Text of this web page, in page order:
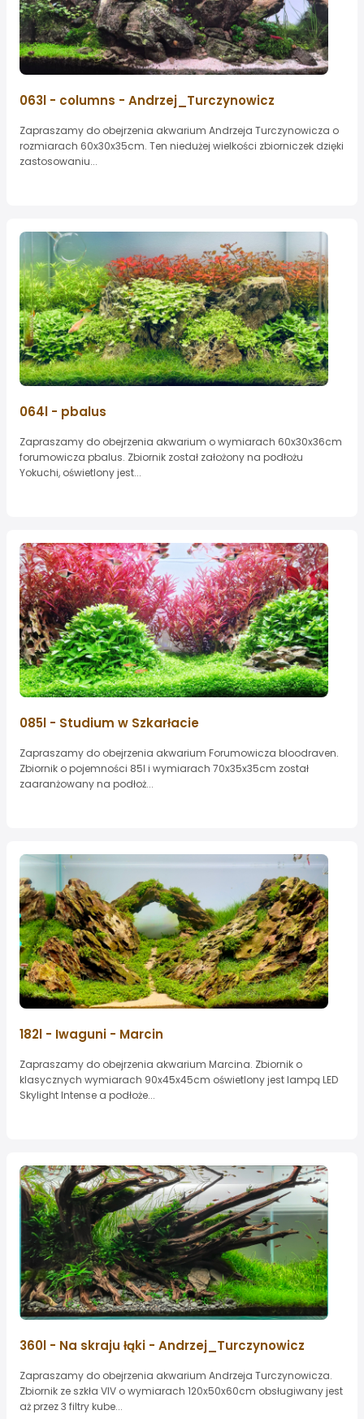
063l - columns - Andrzej_Turczynowicz
Zapraszamy do obejrzenia akwarium Andrzeja Turczynowicza o
rozmiarach 60x30x35cm. Ten niedużej wielkości zbiorniczek dzięki
zastosowaniu...
064l - pbalus
Zapraszamy do obejrzenia akwarium o wymiarach 60x30x36cm
forumowicza pbalus. Zbiornik został założony na podłożu
Yokuchi, oświetlony jest...
085l - Studium w Szkarłacie
Zapraszamy do obejrzenia akwarium Forumowicza bloodraven.
Zbiornik o pojemności 85l i wymiarach 70x35x35cm został
zaaranżowany na podłoż...
182l - Iwaguni - Marcin
Zapraszamy do obejrzenia akwarium Marcina. Zbiornik o
klasycznych wymiarach 90x45x45cm oświetlony jest lampą LED
Skylight Intense a podłoże...
360l - Na skraju łąki - Andrzej_Turczynowicz
Zapraszamy do obejrzenia akwarium Andrzeja Turczynowicza.
Zbiornik ze szkła VIV o wymiarach 120x50x60cm obsługiwany jest
aż przez 3 filtry kube...